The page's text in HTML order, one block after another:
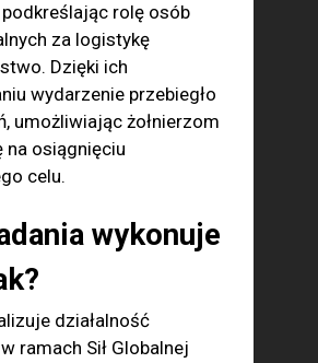
rolę osób
za logistykę
Dzięki ich
wydarzenie przebiegło
umożliwiając żołnierzom
na osiągnięciu
celu.
wykonuje
działalność
ramach Sił Globalnej